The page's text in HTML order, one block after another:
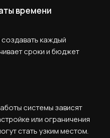
времени
каждый
сроки и бюджет
системы зависят
или ограничения
стать узким местом.